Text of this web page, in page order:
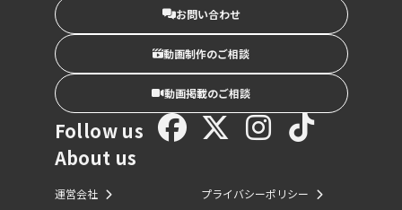
お問い合わせ
動画制作のご相談
動画掲載のご相談
Follow us
About us
運営会社 プライバシーポリシー